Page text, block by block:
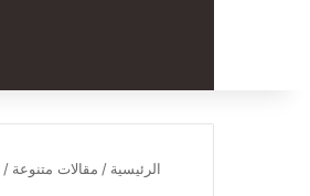
الرئيسية / مقالات متنوعة /